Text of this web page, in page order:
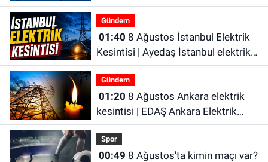
Hangi Kanalda?
Gündem
01:40
Kesintisi | Ayedaş İstanbul elektrik
kesintisi | Bedaş İstanbul elektrik
kesintisi
Gündem
01:20
kesintisi | EDAŞ Ankara Elektrik
Kesintisi
Spor
00:49